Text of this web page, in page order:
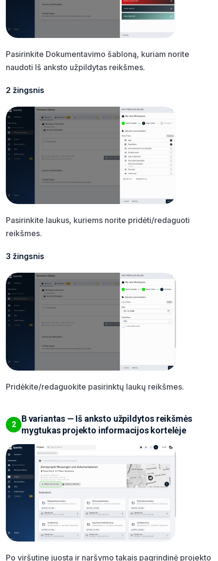
Pasirinkite Dokumentavimo šabloną, kuriam norite
naudoti Iš anksto užpildytas reikšmes.
2 žingsnis
Pasirinkite laukus, kuriems norite pridėti/redaguoti
reikšmes.
3 žingsnis
Pridėkite/redaguokite pasirinktų laukų reikšmes.
2
B variantas — Iš anksto užpildytos reikšmės
mygtukas projekto informacijos kortelėje
Po viršutine juosta ir naršymo takais pagrindinė projekto